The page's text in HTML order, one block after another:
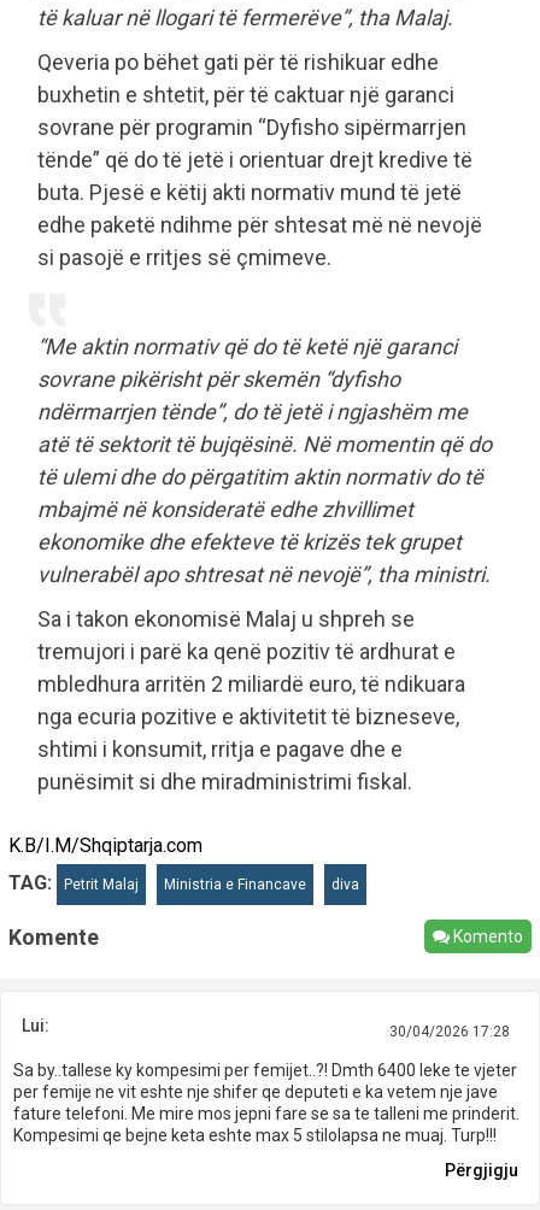
të kaluar në llogari të fermerëve”, tha Malaj.
Qeveria po bëhet gati për të rishikuar edhe
buxhetin e shtetit, për të caktuar një garanci
sovrane për programin “Dyfisho sipërmarrjen
tënde” që do të jetë i orientuar drejt kredive të
buta. Pjesë e këtij akti normativ mund të jetë
edhe paketë ndihme për shtesat më në nevojë
si pasojë e rritjes së çmimeve.
“Me aktin normativ që do të ketë një garanci
sovrane pikërisht për skemën “dyfisho
ndërmarrjen tënde”, do të jetë i ngjashëm me
atë të sektorit të bujqësinë. Në momentin që do
të ulemi dhe do përgatitim aktin normativ do të
mbajmë në konsideratë edhe zhvillimet
ekonomike dhe efekteve të krizës tek grupet
vulnerabël apo shtresat në nevojë”, tha ministri.
Sa i takon ekonomisë Malaj u shpreh se
tremujori i parë ka qenë pozitiv të ardhurat e
mbledhura arritën 2 miliardë euro, të ndikuara
nga ecuria pozitive e aktivitetit të bizneseve,
shtimi i konsumit, rritja e pagave dhe e
punësimit si dhe miradministrimi fiskal.
K.B/I.M/Shqiptarja.com
TAG:
Petrit Malaj Ministria e Financave diva
Komente Komento
Lui: 30/04/2026 17:28
Sa by..tallese ky kompesimi per femijet..?! Dmth 6400 leke te vjeter
per femije ne vit eshte nje shifer qe deputeti e ka vetem nje jave
fature telefoni. Me mire mos jepni fare se sa te talleni me prinderit.
Kompesimi qe bejne keta eshte max 5 stilolapsa ne muaj. Turp!!!
Përgjigju